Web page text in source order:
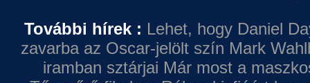
További hírek : Lehet, hogy Daniel
zavarba az Oscar-jelölt szín Mark
iramban sztárjai Már most a